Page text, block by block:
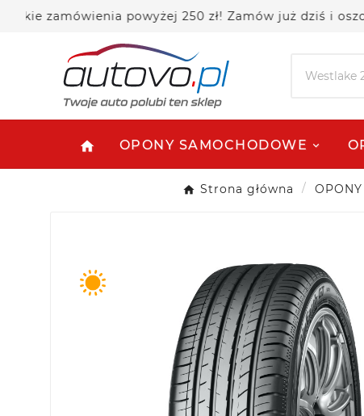
powyżej 250 zł! Zamów już dziś i
home OPONY SAMOCHODOWE
Strona główna